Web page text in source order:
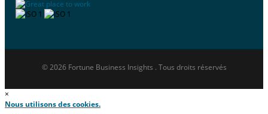
© 2026 Fortune Business Insights . Tous droits réservés
×
Nous utilisons des cookies.